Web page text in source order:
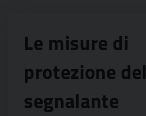
Le misure di
protezione del
segnalante